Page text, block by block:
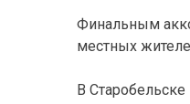
Финальным
местных
В